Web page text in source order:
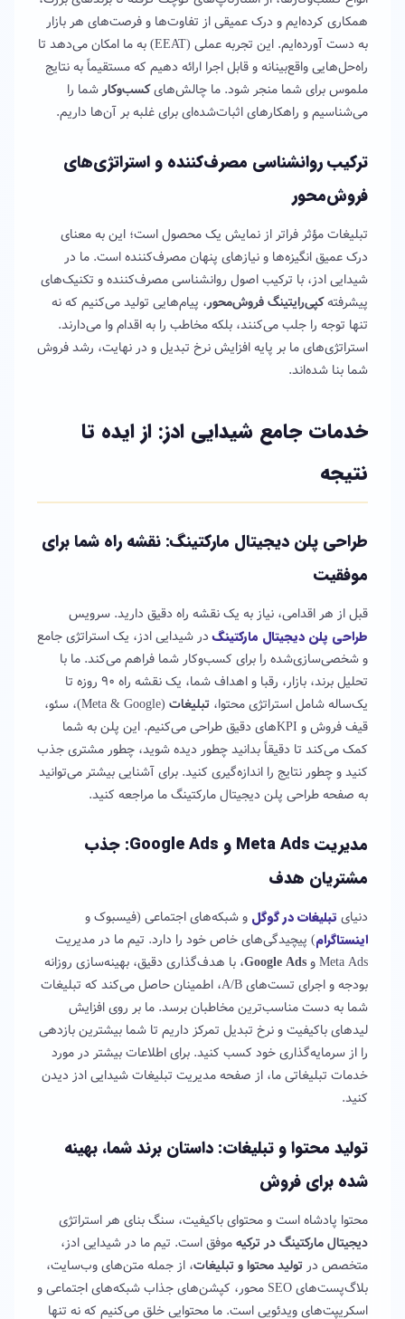
همکاری کرده‌ایم و درک عمیقی از تفاوت‌ها و فرصت‌های هر بازار
به دست آورده‌ایم. این تجربه عملی (EEAT) به ما امکان می‌دهد تا
راه‌حل‌هایی واقع‌بینانه و قابل اجرا ارائه دهیم که مستقیماً به نتایج
ملموس برای شما منجر شود. ما چالش‌هایکسب‌وکارشما را
می‌شناسیم و راهکارهای اثبات‌شده‌ای برای غلبه بر آن‌ها داریم.
ترکیب روانشناسی مصرف‌کننده و استراتژی‌های
فروش‌محور
تبلیغات مؤثر فراتر از نمایش یک محصول است؛ این به معنای
درک عمیق انگیزه‌ها و نیازهای پنهان مصرف‌کننده است. ما در
شیدایی ادز، با ترکیب اصول روانشناسی مصرف‌کننده و تکنیک‌های
پیشرفتهکپی‌رایتینگ فروش‌محور، پیام‌هایی تولید می‌کنیم که نه
تنها توجه را جلب می‌کنند، بلکه مخاطب را به اقدام وا می‌دارند.
استراتژی‌های ما بر پایه افزایش نرخ تبدیل و در نهایت، رشد فروش
شما بنا شده‌اند.
خدمات جامع شیدایی ادز: از ایده تا
نتیجه
طراحی پلن دیجیتال مارکتینگ: نقشه راه شما برای
موفقیت
قبل از هر اقدامی، نیاز به یک نقشه راه دقیق دارید. سرویس
طراحی پلن دیجیتال مارکتینگدر شیدایی ادز، یک استراتژی جامع
و شخصی‌سازی‌شده را برای کسب‌وکار شما فراهم می‌کند. ما با
تحلیل برند، بازار، رقبا و اهداف شما، یک نقشه راه ۹۰ روزه تا
یک‌ساله شامل استراتژی محتوا، تبلیغات
(Meta & Google)، سئو،
قیف فروش و KPI‌های دقیق طراحی می‌کنیم. این پلن به شما
کمک می‌کند تا دقیقاً بدانید چطور دیده شوید، چطور مشتری جذب
کنید و چطور نتایج را اندازه‌گیری کنید. برای آشنایی بیشتر می‌توانید
به صفحه طراحی پلن دیجیتال مارکتینگ ما مراجعه کنید.
مدیریت Meta Ads و Google Ads: جذب
مشتریان هدف
دنیای تبلیغات در گوگل و شبکه‌های اجتماعی (فیسبوک و
اینستاگرام) پیچیدگی‌های خاص خود را دارد. تیم ما در مدیریت
Meta Ads و
Google Ads، با هدف‌گذاری دقیق، بهینه‌سازی روزانه
بودجه و اجرای تست‌های A/B، اطمینان حاصل می‌کند که تبلیغات
شما به دست مناسب‌ترین مخاطبان برسد. ما بر روی افزایش
لیدهای باکیفیت و نرخ تبدیل تمرکز داریم تا شما بیشترین بازدهی
را از سرمایه‌گذاری خود کسب کنید. برای اطلاعات بیشتر در مورد
خدمات تبلیغاتی ما، از صفحه مدیریت تبلیغات شیدایی ادز دیدن
کنید.
تولید محتوا و تبلیغات: داستان برند شما، بهینه
شده برای فروش
محتوا پادشاه است و محتوای باکیفیت، سنگ بنای هر استراتژی
دیجیتال مارکتینگ در ترکیهموفق است. تیم ما در شیدایی ادز،
متخصص در تولید محتوا و تبلیغات، از جمله متن‌های وب‌سایت،
بلاگ‌پست‌های SEO محور، کپشن‌های جذاب شبکه‌های اجتماعی و
اسکریپت‌های ویدئویی است. ما محتوایی خلق می‌کنیم که نه تنها